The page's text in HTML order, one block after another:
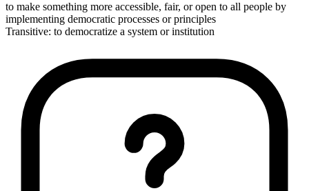
to make something more accessible, fair, or open to all people by
implementing democratic processes or principles
Transitive: to democratize a system or institution